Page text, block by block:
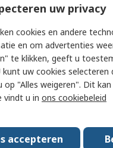
TX82G
2
50, 60Hz
1μF
uw privacy
cookies en andere
en om advertenties
te klikken, geeft u
kunt uw cookies
op "Alles weigeren". Dit
vindt u in ons cookiebeleid
accepteren